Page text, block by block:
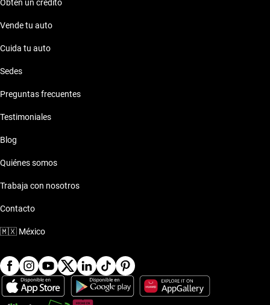
Obtén un crédito
Vende tu auto
Cuida tu auto
Sedes
Preguntas frecuentes
Testimoniales
Blog
Quiénes somos
Trabaja con nosotros
Contacto
🇲🇽 México